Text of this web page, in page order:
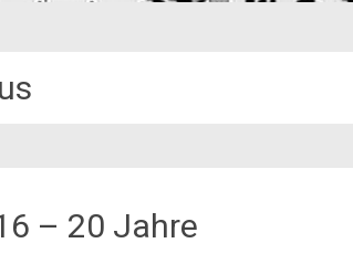
– 20 Jahre